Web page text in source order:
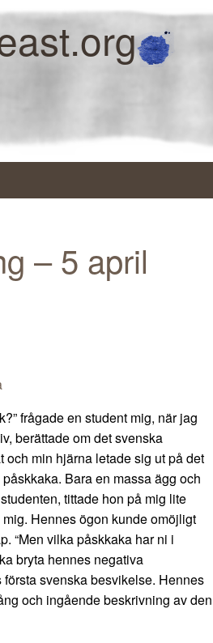
– 5 april
frågade en student mig, när jag
berättade om det svenska
och min hjärna letade sig ut på det
Bara en massa ägg och
tittade hon på mig lite
Hennes ögon kunde omöjligt
“Men vilka påskkaka har ni i
bryta hennes negativa
svenska besvikelse. Hennes
och ingående beskrivning av den